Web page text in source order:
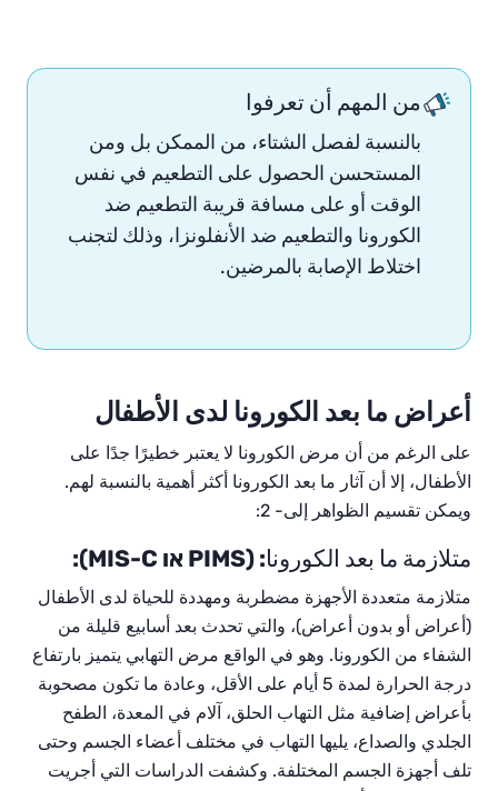
من المهم أن تعرفوا
بالنسبة لفصل الشتاء، من الممكن بل ومن
المستحسن الحصول على التطعيم في نفس
الوقت أو على مسافة قريبة التطعيم ضد
الكورونا والتطعيم ضد الأنفلونزا، وذلك لتجنب
اختلاط الإصابة بالمرضين.
أعراض ما بعد الكورونا لدى الأطفال
على الرغم من أن مرض الكورونا لا يعتبر خطيرًا جدًا على
الأطفال، إلا أن آثار ما بعد الكورونا أكثر أهمية بالنسبة لهم.
ويمكن تقسيم الظواهر إلى-
متلازمة ما بعد الكورونا:
(
PIMS או MIS-C
):
متلازمة متعددة الأجهزة مضطربة ومهددة للحياة لدى الأطفال
(أعراض أو بدون أعراض)، والتي تحدث بعد أسابيع قليلة من
الشفاء من الكورونا. وهو في الواقع مرض التهابي يتميز بارتفاع
درجة الحرارة لمدة 5 أيام على الأقل، وعادة ما تكون مصحوبة
بأعراض إضافية مثل التهاب الحلق، آلام في المعدة، الطفح
الجلدي والصداع، يليها التهاب في مختلف أعضاء الجسم وحتى
تلف أجهزة الجسم المختلفة. وكشفت الدراسات التي أجريت